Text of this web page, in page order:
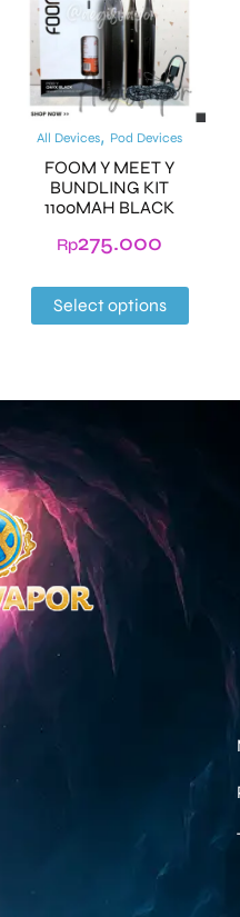
All Devices, Pod Devices
FOOM Y MEET Y
BUNDLING KIT
1100MAH BLACK
Rp275.000
Select options